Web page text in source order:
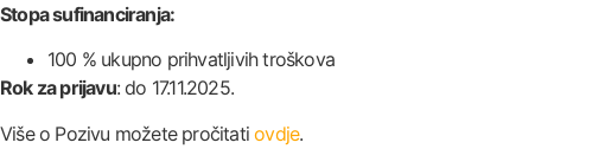
Stopa sufinanciranja:
100 % ukupno prihvatljivih troškova
Rok za prijavu: do 17.11.2025.
Više o Pozivu možete pročitatiovdje.